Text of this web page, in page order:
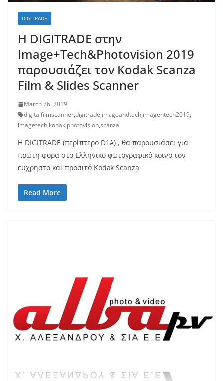
DIGITRADE
H DIGITRADE στην
Image+Tech&Photovision 2019
παρουσιάζει τον Kodak Scanza
Film & Slides Scanner
March 26, 2019
digitalfilmscanner,digitrade,imageandtech,imagentech2019,
imagetech,kodak,photovision,scanza
H DIGITRADE (περίπτερο D1A) , θα παρουσιάσει για
πρώτη φορά στο Ελληνικο φωτογραφικό κοινο τον
ευχρηστο και προσιτό Kodak Scanza
Read More